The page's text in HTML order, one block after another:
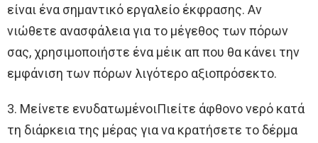
είναι ένα σημαντικό εργαλείο έκφρασης. Αν
νιώθετε ανασφάλεια για το μέγεθος των πόρων
σας, χρησιμοποιήστε ένα μέικ απ που θα κάνει την
εμφάνιση των πόρων λιγότερο αξιοπρόσεκτο.
3. Μείνετε ενυδατωμένοιΠιείτε άφθονο νερό κατά
τη διάρκεια της μέρας για να κρατήσετε το δέρμα